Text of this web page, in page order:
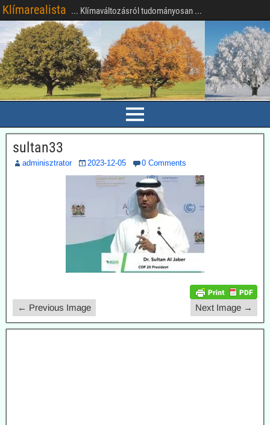
Klímarealista ... Klímaváltozásról tudományosan ...
sultan33
adminisztrator 2023-12-05 0 Comments
← Previous Image Next Image →